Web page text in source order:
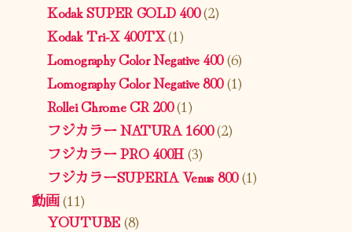
Kodak SUPER GOLD 400(2)
Kodak Tri-X 400TX(1)
Lomography Color Negative 400(6)
Lomography Color Negative 800(1)
Rollei Chrome CR 200(1)
フジカラー NATURA 1600(2)
フジカラー PRO 400H(3)
フジカラーSUPERIA Venus 800(1)
動画(11)
YOUTUBE(8)